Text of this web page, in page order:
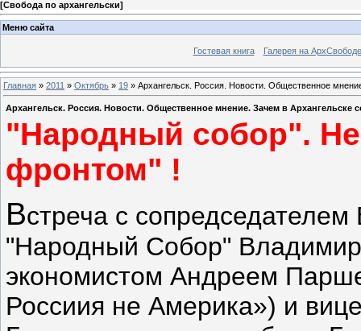
[Свобода по архангельски]
Меню сайта
Гостевая книга Галерея на АрхСвободе
Главная » 2011 » Октябрь » 19 » Архангельск. Россия. Новости. Общественное
Архангельск. Россия. Новости. Общественное мнение. Зачем в
"Народный собор".
фронтом" !
Встреча с
"Народный Собор"
экономистом Андреем
Россиия не Америка») и